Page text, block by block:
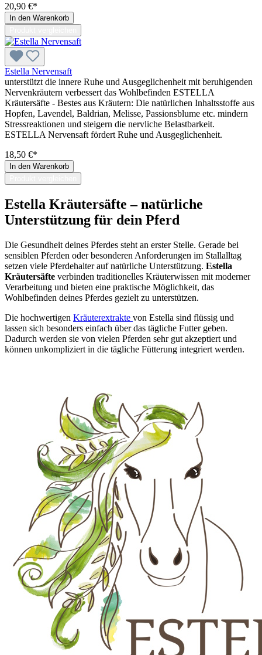
20,90 €*
In den Warenkorb
Estella Nervensaft
unterstützt die innere Ruhe und Ausgeglichenheit mit beruhigenden
Nervenkräutern verbessert das Wohlbefinden ESTELLA
Kräutersäfte - Bestes aus Kräutern: Die natürlichen Inhaltsstoffe aus
Hopfen, Lavendel, Baldrian, Melisse, Passionsblume etc. mindern
Stressreaktionen und steigern die nervliche Belastbarkeit.
ESTELLA Nervensaft fördert Ruhe und Ausgeglichenheit.
18,50 €*
In den Warenkorb
Estella Kräutersäfte – natürliche
Unterstützung für dein Pferd
Die Gesundheit deines Pferdes steht an erster Stelle. Gerade bei
sensiblen Pferden oder besonderen Anforderungen im Stallalltag
setzen viele Pferdehalter auf natürliche Unterstützung. Estella
Kräutersäfte verbinden traditionelles Kräuterwissen mit moderner
Verarbeitung und bieten eine praktische Möglichkeit, das
Wohlbefinden deines Pferdes gezielt zu unterstützen.
Die hochwertigen Kräuterextrakte von Estella sind flüssig und
lassen sich besonders einfach über das tägliche Futter geben.
Dadurch werden sie von vielen Pferden sehr gut akzeptiert und
können unkompliziert in die tägliche Fütterung integriert werden.